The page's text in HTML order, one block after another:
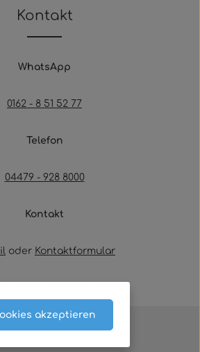
Kontakt
WhatsApp
0162 - 8 51 52 77
Telefon
04479 - 928 8000
Kontakt
oder Kontaktformular
akzeptieren